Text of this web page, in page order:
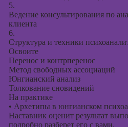
5.
Ведение консультирования по
клиента
6.
Структура и техники
Освоите
Перенос и контрперенос
Метод свободных ассоциаций
Юнгианский анализ
Толкование сновидений
На практике
• Архетипы в юнгианском
Наставник оценит результат
подробно разберет его с вами.